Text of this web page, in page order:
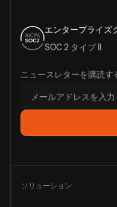
エンタープライズ
SOC 2 タイプ II
ニュースレターを購読す
ソリューション